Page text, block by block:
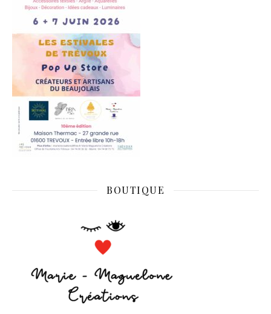
BOUTIQUE